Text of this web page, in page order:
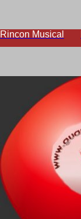
Rincon Musical